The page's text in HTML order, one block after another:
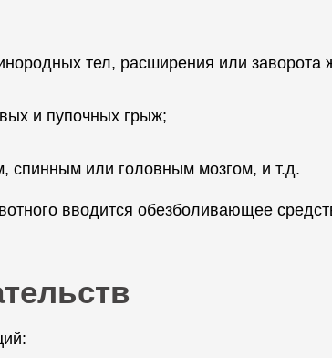
тел, расширения или заворота
и пупочных грыж;
спинным или головным мозгом, и т.д.
вводится обезболивающее